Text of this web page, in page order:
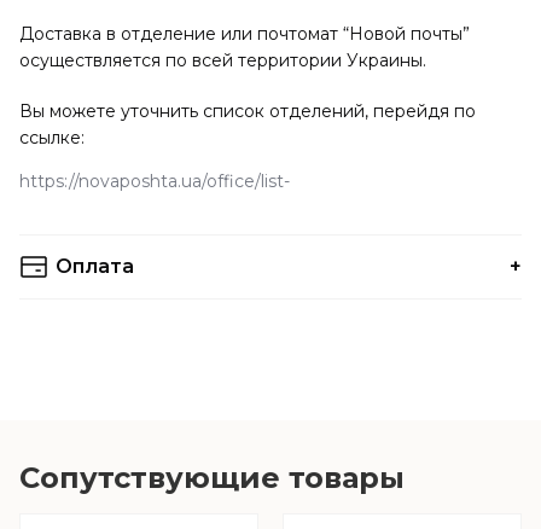
Доставка в отделение или почтомат “Новой почты”
осуществляется по всей территории Украины.
Вы можете уточнить список отделений, перейдя по
ссылке:
https://novaposhta.ua/office/list
Оплата
оплачиваются при получении.
Сопутствующие товары